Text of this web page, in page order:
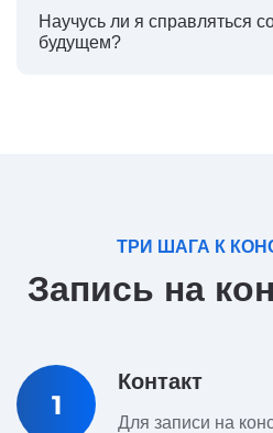
Научусь ли я справляться
будущем?
ТРИ ШАГА К
Запись на
1
Контакт
Для записи на